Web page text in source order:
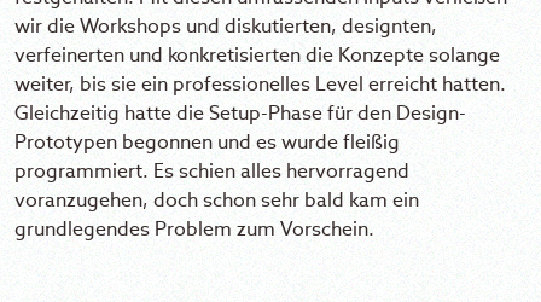
wir die Workshops und diskutierten, designten,
verfeinerten und konkretisierten die Konzepte solange
weiter, bis sie ein professionelles Level erreicht hatten.
Gleichzeitig hatte die Setup-Phase für den Design-
Prototypen begonnen und es wurde fleißig
programmiert. Es schien alles hervorragend
voranzugehen, doch schon sehr bald kam ein
grundlegendes Problem zum Vorschein.